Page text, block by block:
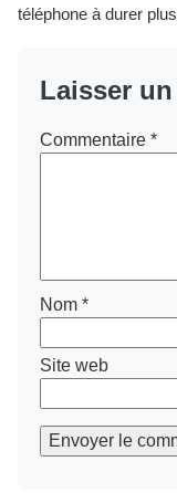
téléphone à durer
Laisser
Commentaire *
Nom *
Site web
Envoyer le